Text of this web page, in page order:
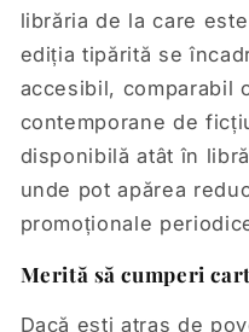
librăria de la care
ediția tipărită se
accesibil, comparabil
contemporane de
disponibilă atât în
unde pot apărea
promoționale
Merită să cumperi
Dacă ești atras de